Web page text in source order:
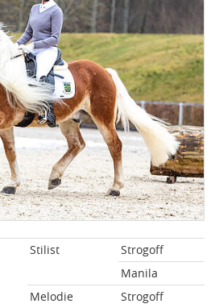
Stilist
Strogoff
Manila
Melodie
Strogoff